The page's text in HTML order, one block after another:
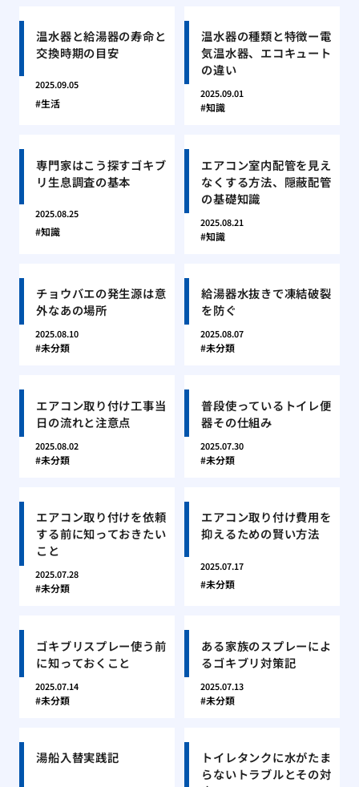
温水器と給湯器の寿命と
交換時期の目安
2025.09.05
生活
温水器の種類と特徴ー電
気温水器、エコキュート
の違い
2025.09.01
知識
専門家はこう探すゴキブ
リ生息調査の基本
2025.08.25
知識
エアコン室内配管を見え
なくする方法、隠蔽配管
の基礎知識
2025.08.21
知識
チョウバエの発生源は意
外なあの場所
2025.08.10
未分類
給湯器水抜きで凍結破裂
を防ぐ
2025.08.07
未分類
エアコン取り付け工事当
日の流れと注意点
2025.08.02
未分類
普段使っているトイレ便
器その仕組み
2025.07.30
未分類
エアコン取り付けを依頼
する前に知っておきたい
こと
2025.07.28
未分類
エアコン取り付け費用を
抑えるための賢い方法
2025.07.17
未分類
ゴキブリスプレー使う前
に知っておくこと
2025.07.14
未分類
ある家族のスプレーによ
るゴキブリ対策記
2025.07.13
未分類
湯船入替実践記
トイレタンクに水がたま
らないトラブルとその対